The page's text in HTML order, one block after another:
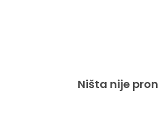
Ništa nije